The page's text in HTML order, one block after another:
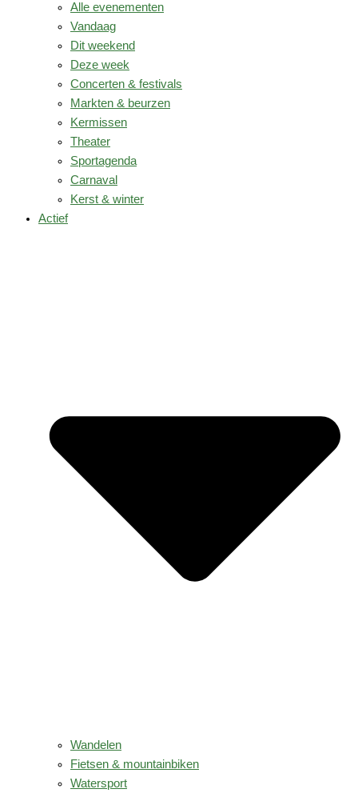
Alle evenementen
Vandaag
Dit weekend
Deze week
Concerten & festivals
Markten & beurzen
Kermissen
Theater
Sportagenda
Carnaval
Kerst & winter
Actief
Wandelen
Fietsen & mountainbiken
Watersport